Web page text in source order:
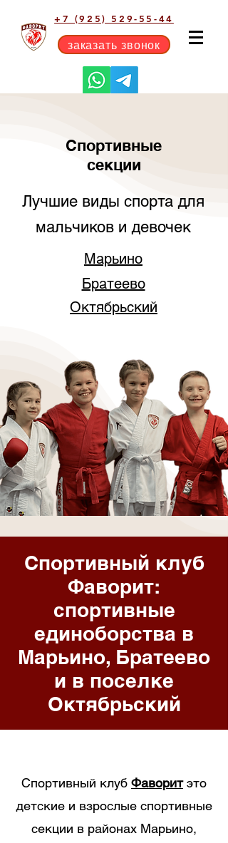
+7 (925) 529-55-44
заказать звонок
Спортивные
секции
Лучшие виды спорта для
мальчиков и девочек
Марьино
Братеево
Октябрьский
Спортивный клуб
Фаворит:
спортивные
единоборства в
Марьино, Братеево
и в поселке
Октябрьский
Спортивный клуб Фаворитэто
детские и взрослые спортивные
секции в районах Марьино,